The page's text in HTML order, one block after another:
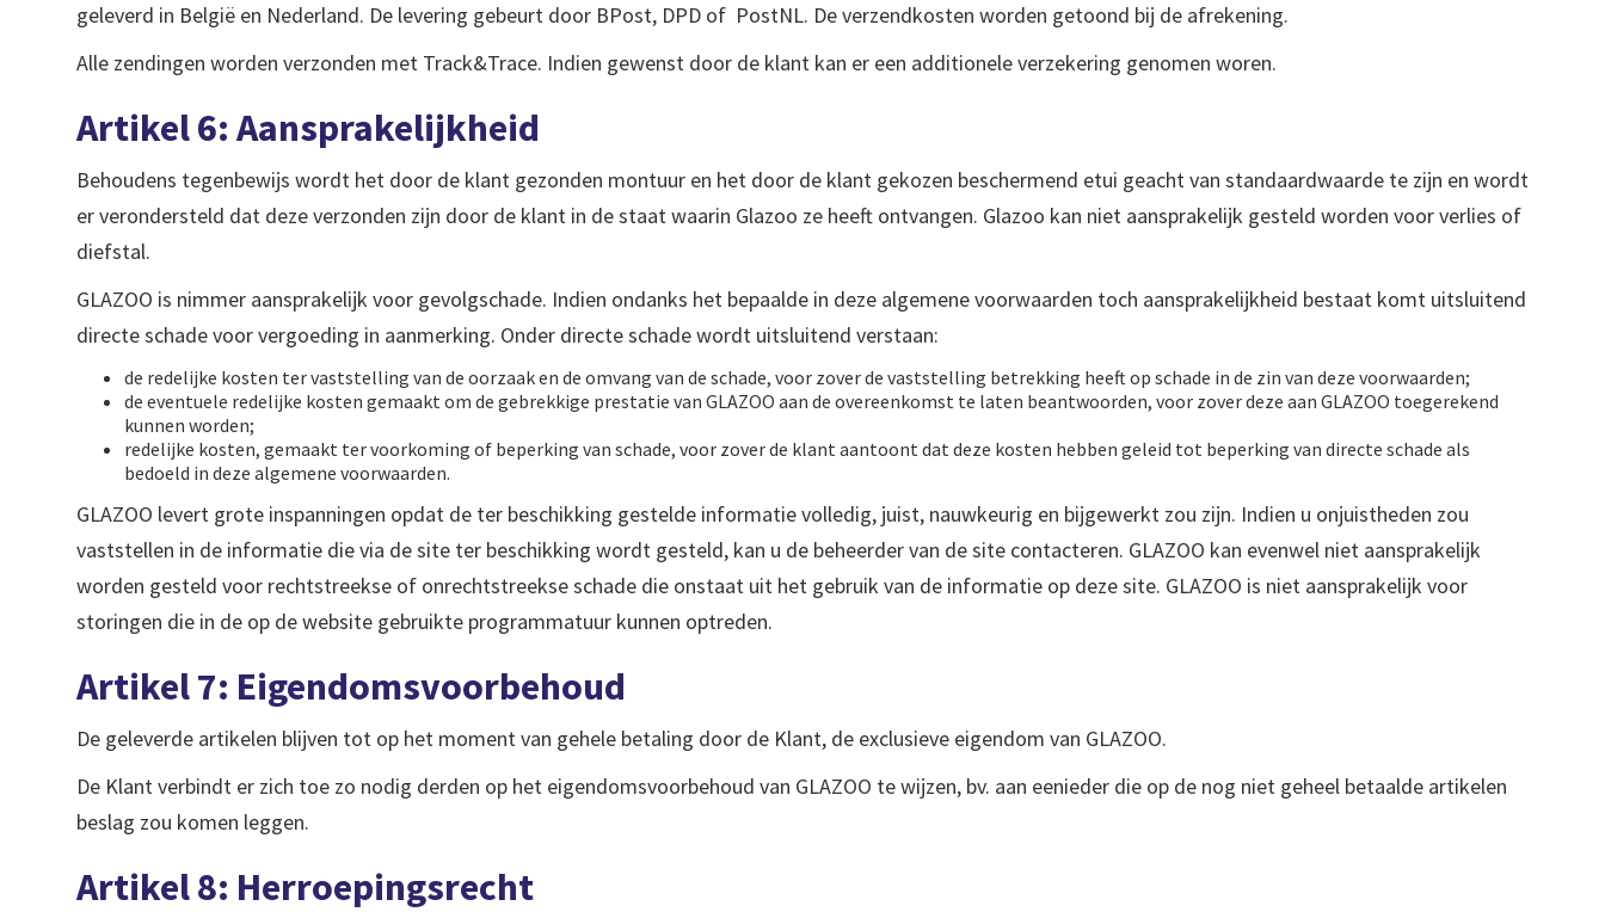
geleverd in België en Nederland. De levering gebeurt door BPost, DPD of PostNL. De verzendkosten worden getoond bij de afrekening.
Alle zendingen worden verzonden met Track&Trace. Indien gewenst door de klant kan er een additionele verzekering genomen woren.
Artikel 6: Aansprakelijkheid
Behoudens tegenbewijs wordt het door de klant gezonden montuur en het door de klant gekozen beschermend etui geacht van standaardwaarde te zijn en wordt
er verondersteld dat deze verzonden zijn door de klant in de staat waarin Glazoo ze heeft ontvangen. Glazoo kan niet aansprakelijk gesteld worden voor verlies of
diefstal.
GLAZOO is nimmer aansprakelijk voor gevolgschade. Indien ondanks het bepaalde in deze algemene voorwaarden toch aansprakelijkheid bestaat komt uitsluitend
directe schade voor vergoeding in aanmerking. Onder directe schade wordt uitsluitend verstaan:
de redelijke kosten ter vaststelling van de oorzaak en de omvang van de schade, voor zover de vaststelling betrekking heeft op schade in de zin van deze voorwaarden;
de eventuele redelijke kosten gemaakt om de gebrekkige prestatie van GLAZOO aan de overeenkomst te laten beantwoorden, voor zover deze aan GLAZOO toegerekend
kunnen worden;
redelijke kosten, gemaakt ter voorkoming of beperking van schade, voor zover de klant aantoont dat deze kosten hebben geleid tot beperking van directe schade als
bedoeld in deze algemene voorwaarden.
GLAZOO levert grote inspanningen opdat de ter beschikking gestelde informatie volledig, juist, nauwkeurig en bijgewerkt zou zijn. Indien u onjuistheden zou
vaststellen in de informatie die via de site ter beschikking wordt gesteld, kan u de beheerder van de site contacteren. GLAZOO kan evenwel niet aansprakelijk
worden gesteld voor rechtstreekse of onrechtstreekse schade die onstaat uit het gebruik van de informatie op deze site. GLAZOO is niet aansprakelijk voor
storingen die in de op de website gebruikte programmatuur kunnen optreden.
Artikel 7: Eigendomsvoorbehoud
De geleverde artikelen blijven tot op het moment van gehele betaling door de Klant, de exclusieve eigendom van GLAZOO.
De Klant verbindt er zich toe zo nodig derden op het eigendomsvoorbehoud van GLAZOO te wijzen, bv. aan eenieder die op de nog niet geheel betaalde artikelen
beslag zou komen leggen.
Artikel 8: Herroepingsrecht